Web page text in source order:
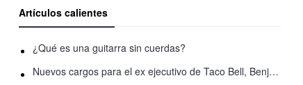
Artículos calientes
¿Qué es una guitarra sin cuerdas?
Nuevos cargos para el ex ejecutivo de Taco Bell, Benjamin Golden, en una pelea con Uber